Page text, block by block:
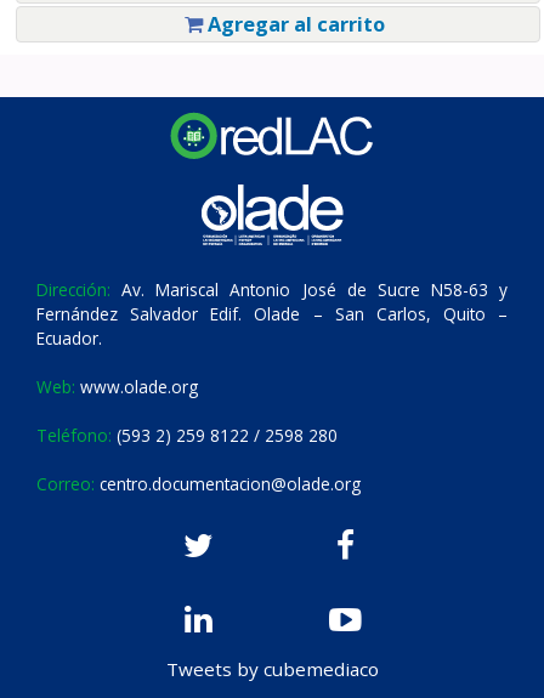
Agregar al carrito
Dirección: Av. Mariscal Antonio José de Sucre N58-63 y
Fernández Salvador Edif. Olade – San Carlos, Quito –
Ecuador.
Web: www.olade.org
Teléfono: (593 2) 259 8122 / 2598 280
Correo: centro.documentacion@olade.org
Tweets by cubemediaco